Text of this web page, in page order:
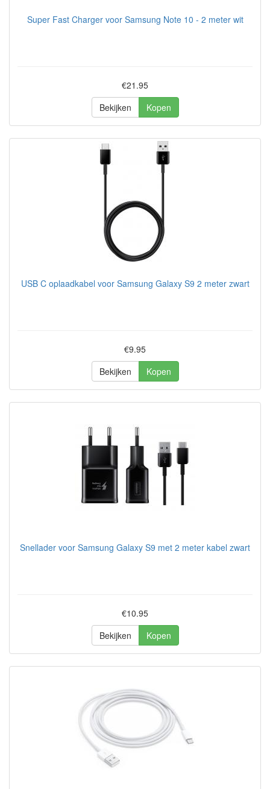
Super Fast Charger voor Samsung Note 10 - 2 meter wit
€21.95
Bekijken
Kopen
USB C oplaadkabel voor Samsung Galaxy S9 2 meter zwart
€9.95
Bekijken
Kopen
Snellader voor Samsung Galaxy S9 met 2 meter kabel zwart
€10.95
Bekijken
Kopen